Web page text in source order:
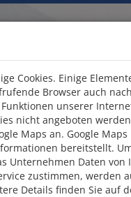
Transfers
Cookies. Einige
Browser auch
unserer
nicht angeboten
Maps an. Google
bereitstellt.
Unternehmen Daten von
zustimmen, werden
Details finden Sie auf